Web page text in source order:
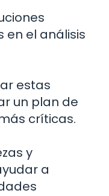
en el análisis
estas
un plan de
críticas.
y
a